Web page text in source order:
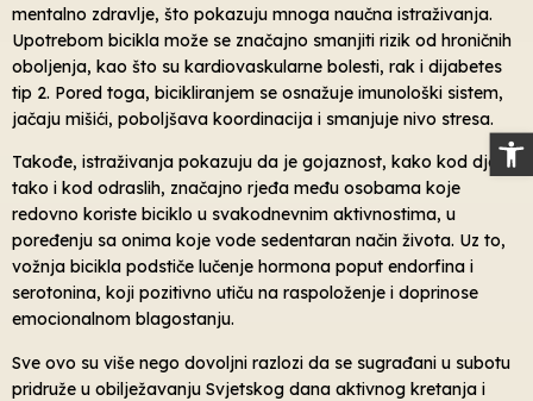
mentalno zdravlje, što pokazuju mnoga naučna istraživanja.
Upotrebom bicikla može se značajno smanjiti rizik od hroničnih
oboljenja, kao što su kardiovaskularne bolesti, rak i dijabetes
tip 2. Pored toga, bicikliranjem se osnažuje imunološki sistem,
jačaju mišići, poboljšava koordinacija i smanjuje nivo stresa.
Takođe, istraživanja pokazuju da je gojaznost, kako kod djece
tako i kod odraslih, značajno rjeđa među osobama koje
redovno koriste biciklo u svakodnevnim aktivnostima, u
poređenju sa onima koje vode sedentaran način života. Uz to,
vožnja bicikla podstiče lučenje hormona poput endorfina i
serotonina, koji pozitivno utiču na raspoloženje i doprinose
emocionalnom blagostanju.
Sve ovo su više nego dovoljni razlozi da se sugrađani u subotu
pridruže u obilježavanju Svjetskog dana aktivnog kretanja i